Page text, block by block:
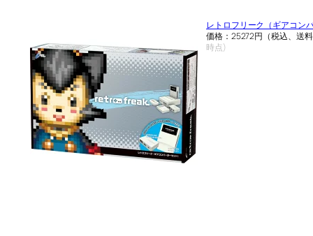
レトロフリーク（ギアコン
価格：25272円（税込、送
時点)